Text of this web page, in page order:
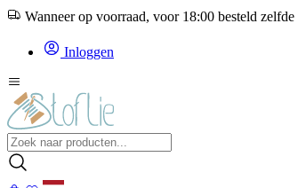
Wanneer op voorraad, voor 18:00 besteld
Inloggen